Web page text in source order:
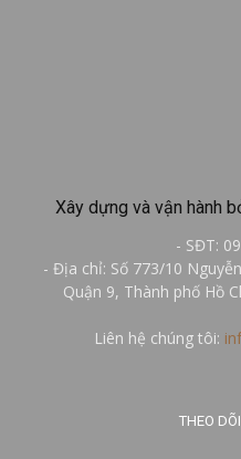
Xây dựng và vận hành
- SĐT:
- Địa chỉ: Số 773/10
Quận 9, Thành phố Hồ
Liên hệ chúng tôi:
THEO